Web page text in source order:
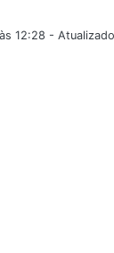
12:28 -